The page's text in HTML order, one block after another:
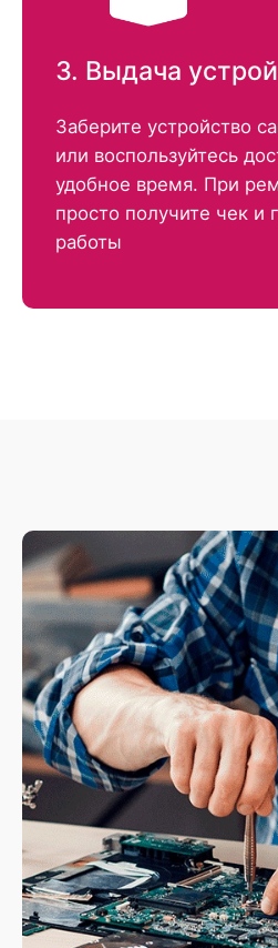
3. Выдача
Заберите устройство
или воспользуйтесь
удобное время. При
просто получите чек и
работы